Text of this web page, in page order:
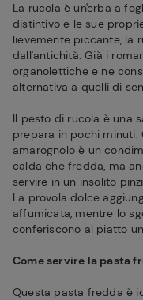
La rucola è un'erba a
distintivo e le sue
lievemente piccante, la
dall'antichità. Già i
organolettiche e ne
alternativa a quelli di
Il pesto di rucola è una
prepara in pochi minuti.
amarognolo è un
calda che fredda, ma
servire in un insolito
La provola dolce
affumicata, mentre lo
conferiscono al piatto
Come servire la pasta
Questa pasta fredda è